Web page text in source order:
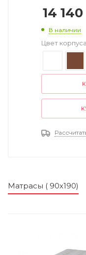
14 140
В наличии
Цвет корпуса
Матрасы ( 90х190)